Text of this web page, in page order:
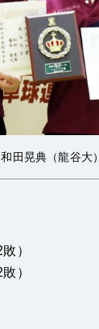
田晃典（龍谷大）
）
）